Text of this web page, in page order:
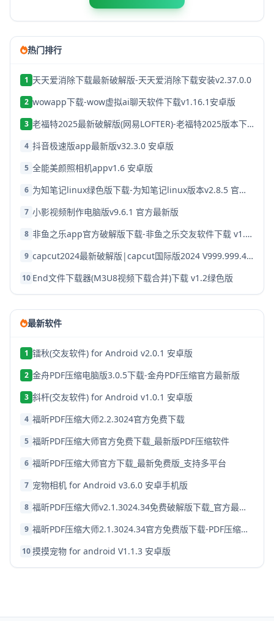
热门排行
1 天天爱消除下载最新破解版-天天爱消除下载安装v2.37.0.0
2 wowapp下载-wow虚拟ai聊天软件下载v1.16.1安卓版
3 老福特2025最新破解版(网易LOFTER)-老福特2025版本下载v8.1.22
4 抖音极速版app最新版v32.3.0 安卓版
5 全能美颜照相机appv1.6 安卓版
6 为知笔记linux绿色版下载-为知笔记linux版本v2.8.5 官方破解版
7 小影视频制作电脑版v9.6.1 官方最新版
8 非鱼之乐app官方破解版下载-非鱼之乐交友软件下载 v1.3.9安卓版
9 capcut2024最新破解版|capcut国际版2024 V999.999.45 安卓版下载
10 End文件下载器(M3U8视频下载合并)下载 v1.2绿色版
最新软件
1 镭秋(交友软件) for Android v2.0.1 安卓版
2 金舟PDF压缩电脑版3.0.5下载-金舟PDF压缩官方最新版
3 斜杆(交友软件) for Android v1.0.1 安卓版
4 福昕PDF压缩大师2.2.3024官方免费下载
5 福昕PDF压缩大师官方免费下载_最新版PDF压缩软件
6 福昕PDF压缩大师官方下载_最新免费版_支持多平台
7 宠物相机 for Android v3.6.0 安卓手机版
8 福昕PDF压缩大师v2.1.3024.34免费破解版下载_官方最新版PDF压缩软件
9 福昕PDF压缩大师2.1.3024.34官方免费版下载-PDF压缩软件
10摸摸宠物 for android V1.1.3 安卓版